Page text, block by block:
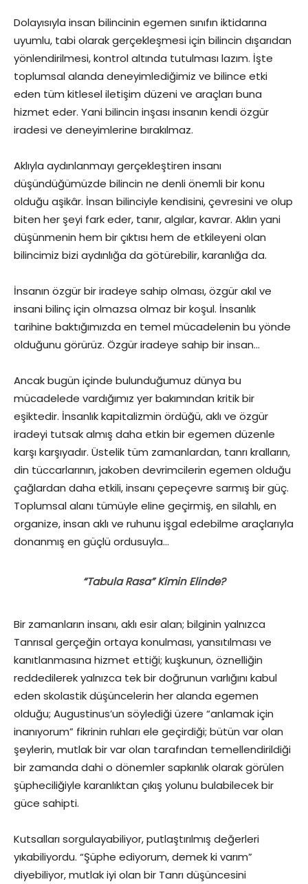
Dolayısıyla insan bilincinin egemen sınıfın iktidarına
uyumlu, tabi olarak gerçekleşmesi için bilincin dışarıdan
yönlendirilmesi, kontrol altında tutulması lazım. İşte
toplumsal alanda deneyimlediğimiz ve bilince etki
eden tüm kitlesel iletişim düzeni ve araçları buna
hizmet eder. Yani bilincin inşası insanın kendi özgür
iradesi ve deneyimlerine bırakılmaz.
Aklıyla aydınlanmayı gerçekleştiren insanı
düşündüğümüzde bilincin ne denli önemli bir konu
olduğu aşikâr. İnsan bilinciyle kendisini, çevresini ve olup
biten her şeyi fark eder, tanır, algılar, kavrar. Aklın yani
düşünmenin hem bir çıktısı hem de etkileyeni olan
bilincimiz bizi aydınlığa da götürebilir, karanlığa da.
İnsanın özgür bir iradeye sahip olması, özgür akıl ve
insani bilinç için olmazsa olmaz bir koşul. İnsanlık
tarihine baktığımızda en temel mücadelenin bu yönde
olduğunu görürüz. Özgür iradeye sahip bir insan…
Ancak bugün içinde bulunduğumuz dünya bu
mücadelede vardığımız yer bakımından kritik bir
eşiktedir. İnsanlık kapitalizmin ördüğü, aklı ve özgür
iradeyi tutsak almış daha etkin bir egemen düzenle
karşı karşıyadır. Üstelik tüm zamanlardan, tanrı kralların,
din tüccarlarının, jakoben devrimcilerin egemen olduğu
çağlardan daha etkili, insanı çepeçevre sarmış bir güç.
Toplumsal alanı tümüyle eline geçirmiş, en silahlı, en
organize, insan aklı ve ruhunu işgal edebilme araçlarıyla
donanmış en güçlü ordusuyla…
“Tabula Rasa” Kimin Elinde?
Bir zamanların insanı, aklı esir alan; bilginin yalnızca
Tanrısal gerçeğin ortaya konulması, yansıtılması ve
kanıtlanmasına hizmet ettiği; kuşkunun, öznelliğin
reddedilerek yalnızca tek bir doğrunun varlığını kabul
eden skolastik düşüncelerin her alanda egemen
olduğu; Augustinus’un söylediği üzere “anlamak için
inanıyorum” fikrinin ruhları ele geçirdiği; bütün var olan
şeylerin, mutlak bir var olan tarafından temellendirildiği
bir zamanda dahi o dönemler sapkınlık olarak görülen
şüpheciliğiyle karanlıktan çıkış yolunu bulabilecek bir
güce sahipti.
Kutsalları sorgulayabiliyor, putlaştırılmış değerleri
yıkabiliyordu. “Şüphe ediyorum, demek ki varım”
diyebiliyor, mutlak iyi olan bir Tanrı düşüncesini